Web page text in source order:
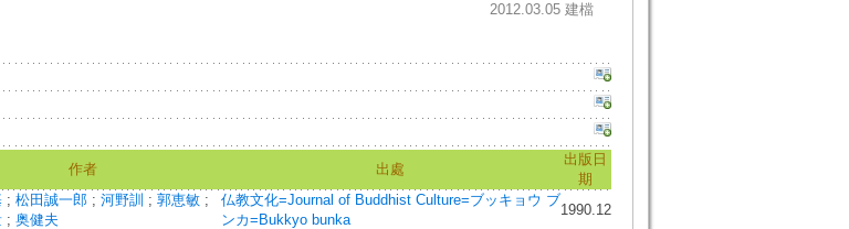
2012.03.05 建檔
作者 出處
出版日
期
; 松田誠一郎 ; 河野訓 ; 郭恵敏 ;
; 奥健夫
仏教文化=Journal of Buddhist Culture=ブッキョウ ブ
ンカ=Bukkyo bunka
1990.12